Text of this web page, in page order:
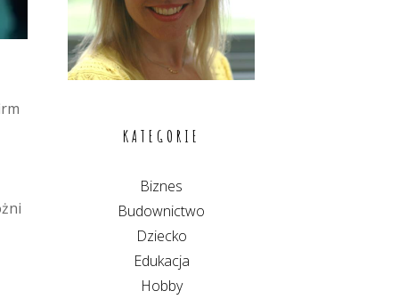
KATEGORIE
Biznes
Budownictwo
Dziecko
Edukacja
Hobby